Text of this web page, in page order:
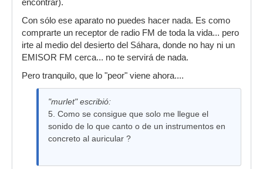
encontrar).
Con sólo ese aparato no puedes hacer nada. Es como
comprarte un receptor de radio FM de toda la vida... pero
irte al medio del desierto del Sáhara, donde no hay ni un
EMISOR FM cerca... no te servirá de nada.
Pero tranquilo, que lo "peor" viene ahora....
"murlet" escribió:
5. Como se consigue que solo me llegue el
sonido de lo que canto o de un instrumentos en
concreto al auricular ?